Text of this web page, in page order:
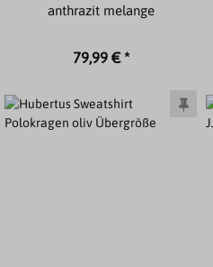
anthrazit melange
79,99 € *